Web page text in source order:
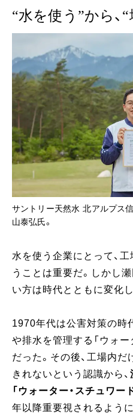
“水を使う”から、
サントリー天然水 北アルプス
山泰弘氏。
水を使う企業にとって、
うことは重要だ。しかし
い方は時代とともに変化
1970年代は公害対策の時
や排水を管理する「ウォ
だった。その後、工場内
きれないという認識から、
「ウォーター・スチュワー
年以降重要視されるように